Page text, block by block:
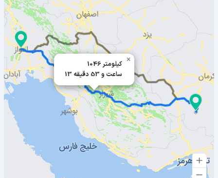
1046 کیلومتر
13 ساعت و 53 دقیقه
×
مسیر اهواز به بافت